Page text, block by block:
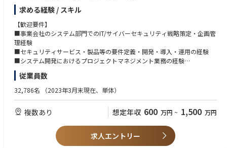
【ポジション概要】
当行および三菱UFJフィナンシャルグループ（MUFG）全体を対象に、セキ
ュリティアーキテクチャ戦略を立案し、サイバーセキュリティサービス・
製品等の導入企画・推進・運用をご担当いただきます。
【業務内容・役割】
■当行およびMUFGのセキュリティアーキテクチャ戦略の立案
■戦略に基づいたセキュリティ対策の要件定義、およびそれらを実現する
セキュリティサービス・製品等の選定
■各業務部門やシステム開発子会社と協力した各種セキュリティサービ
ス・製品等の導入推進・プロジェクトマネジメント・運用
【配属予定部署】
サイバーセキュリティ推進部 サイバーセキュリティグループ、もしくはサ
求める経験 / スキル
【歓迎要件】
■事業会社のシステム部門でのIT/サイバーセキュリティ戦略策定・企画管
理経験
■セキュリティサービス・製品等の要件定義・開発・導入・運用の経験
■システム開発におけるプロジェクトマネジメント業務の経験
【必須な英語力】
初級：簡単な読み書き・会話であれば可能
【資格】
■情報処理安全確保支援士
■CISSP（Certified Information Systems Security Professional）
■CISA（Certified Information Systems Auditor）
■CISM（Certified Information Systems Manager）
従業員数
32,786名 （2023年3月末現在、単体）
複数あり 想定年収 600 万円 ~ 1,500 万円
求人エントリー